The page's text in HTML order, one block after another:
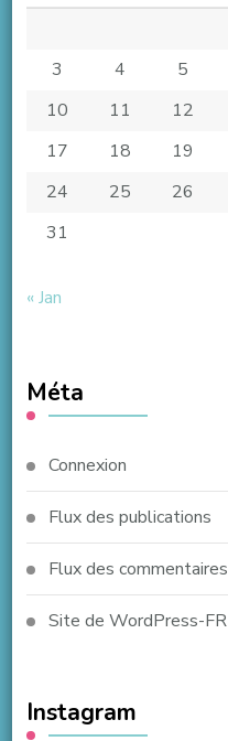
3
4 5
10
11 12
17
18 19
24
25 26
31
« Jan
Méta
Connexion
Flux des publications
Flux des commentaires
Site de WordPress-FR
Instagram